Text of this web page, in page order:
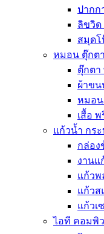
ปากก
ลิขวิด
สมุดโ
หมอน ตุ๊กต
ตุ๊กตา
ผ้าขน
หมอน
เสื้อ พ
แก้วน้ำ กร
กล่อง
งานแ
แก้วพ
แก้วส
แก้วเ
ไอที คอมพิว